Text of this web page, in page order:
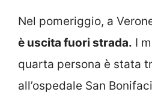
Nel pomeriggio, a
è uscita fuori strada. I
quarta persona è stata
all’ospedale San